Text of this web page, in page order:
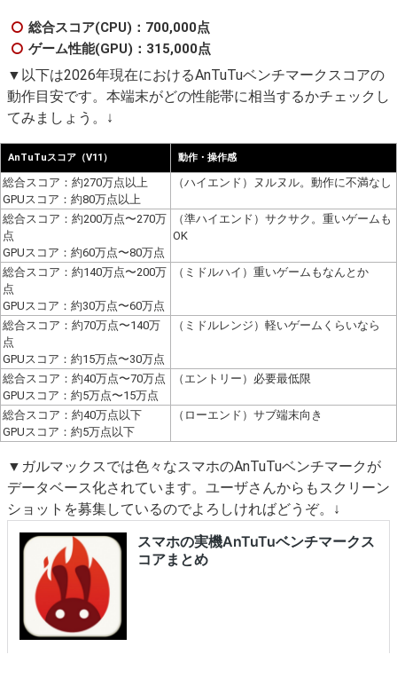
総合スコア(CPU)：700,000点
ゲーム性能(GPU)：315,000点
▼以下は2026年現在におけるAnTuTuベンチマークスコアの
動作目安です。本端末がどの性能帯に相当するかチェックし
てみましょう。↓
AnTuTuスコア（V11） 動作・操作感
総合スコア：約270万点以上
GPUスコア：約80万点以上
（ハイエンド）ヌルヌル。動作に不満なし
総合スコア：約200万点〜270万
点
GPUスコア：約60万点〜80万点
（準ハイエンド）サクサク。重いゲームも
OK
総合スコア：約140万点〜200万
点
GPUスコア：約30万点〜60万点
（ミドルハイ）重いゲームもなんとか
総合スコア：約70万点〜140万
点
GPUスコア：約15万点〜30万点
（ミドルレンジ）軽いゲームくらいなら
総合スコア：約40万点〜70万点
GPUスコア：約5万点〜15万点
（エントリー）必要最低限
総合スコア：約40万点以下
GPUスコア：約5万点以下
（ローエンド）サブ端末向き
▼ガルマックスでは色々なスマホのAnTuTuベンチマークが
データベース化されています。ユーザさんからもスクリーン
ショットを募集しているのでよろしければどうぞ。↓